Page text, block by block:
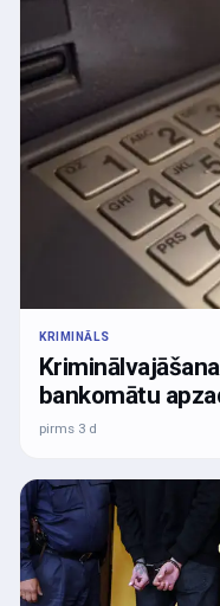
KRIMINĀLS
bankomātu
pirms 3 d